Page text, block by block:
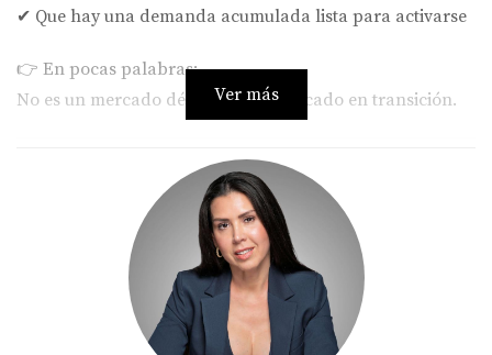
✔ Que hay una demanda acumulada lista para activarse
👉 En pocas palabras:
No es un mercado débil… es un mercado en transición.
🌴 ¿Y qué está pasando en Florida?
Aquí es donde las cosas se ponen interesantes.
Mientras algunas zonas del país muestran
desaceleración, el sur de la Florida sigue demostrando
Ver más